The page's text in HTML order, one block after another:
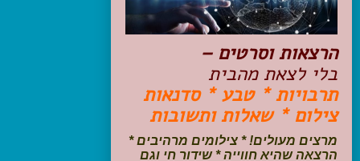
מלונות בוטיק בישראל
טיפים והמלצות
הכנות לנסיעה
טיולי ג'יפים
טיולים עם ילדים
שייט, הפלגות, קרוזים
הרצאות וסרטים –
בלי לצאת מהבית
תרבויות * טבע * סדנאות
צילום * שאלות ותשובות
מרצים מעולים! * צילומים מרהיבים *
הרצאה שהיא חווייה * שידור חי וגם